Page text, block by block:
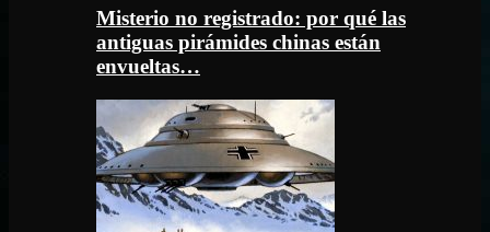
Misterio no registrado: por qué las
antiguas pirámides chinas están
envueltas…